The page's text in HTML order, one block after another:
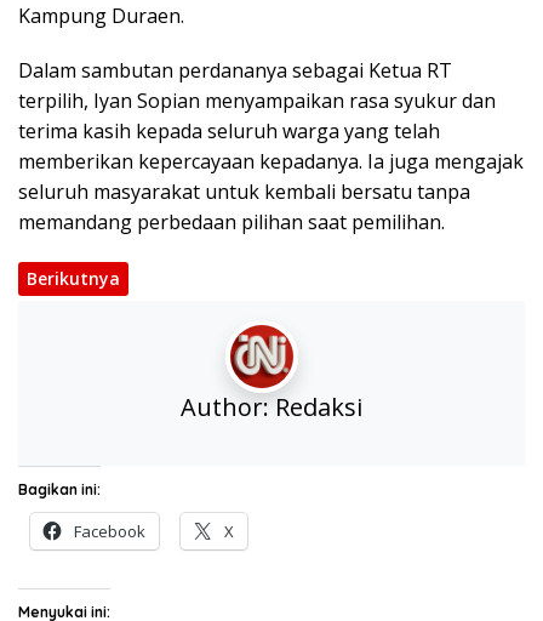
Kampung Duraen.
Dalam sambutan perdananya sebagai Ketua RT
terpilih, Iyan Sopian menyampaikan rasa syukur dan
terima kasih kepada seluruh warga yang telah
memberikan kepercayaan kepadanya. Ia juga mengajak
seluruh masyarakat untuk kembali bersatu tanpa
memandang perbedaan pilihan saat pemilihan.
Berikutnya
Author: Redaksi
Bagikan ini:
Facebook X
Menyukai ini: